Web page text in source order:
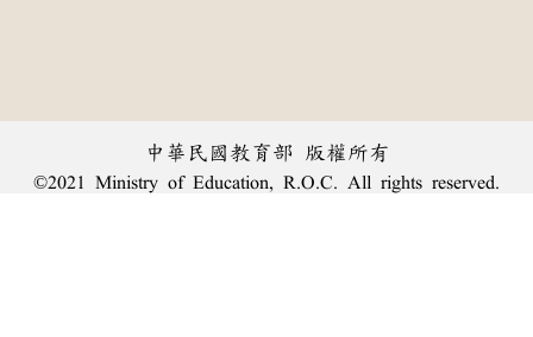
中華民國教育部 版權所有
©2021 Ministry of Education, R.O.C. All rights reserved.